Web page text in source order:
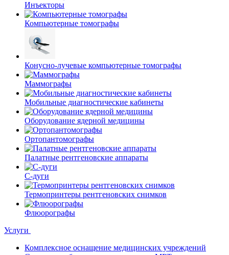
Инъекторы
Компьютерные томографы
Конусно-лучевые компьютерные томографы
Маммографы
Мобильные диагностические кабинеты
Оборудование ядерной медицины
Ортопантомографы
Палатные рентгеновские аппараты
С-дуги
Термопринтеры рентгеновских снимков
Флюорографы
Услуги
Комплексное оснащение медицинских учреждений